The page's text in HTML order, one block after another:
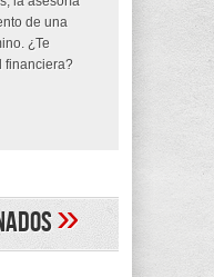
de una
¿Te
financiera?
»